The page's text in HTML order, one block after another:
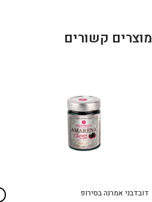
מוצרים קשורים
דובדבני אמרנה בסירופ